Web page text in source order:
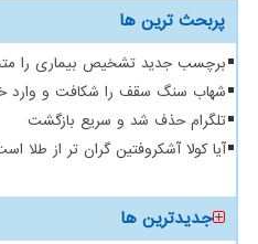
پربحث ترین ها
برچسب جدید تشخیص بیماری را
شهاب سنگ سقف را شکافت و وارد
تلگرام حذف شد و سریع بازگشت
آیا کولا آشکروفتین گران تر از طلا
جدیدترین ها